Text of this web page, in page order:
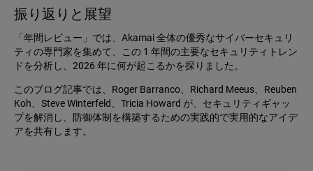
振り返りと展望
「年間レビュー」では、Akamai 全体の優秀なサイバーセキュリ
ティの専門家を集めて、この 1 年間の主要なセキュリティトレン
ドを分析し、2026 年に何が起こるかを探りました。
このブログ記事では、Roger Barranco、Richard Meeus、Reuben
Koh、Steve Winterfeld、Tricia Howard が、セキュリティギャッ
プを解消し、防御体制を構築するための実践的で実用的なアイデ
アを共有します。